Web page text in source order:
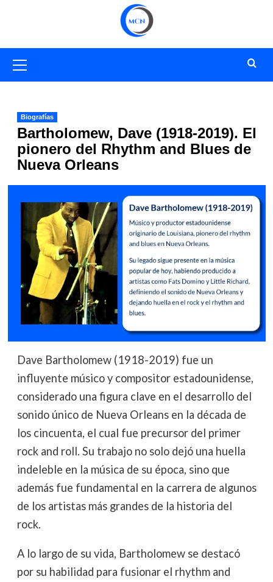
primario
Biografías
Bartholomew, Dave (1918-2019). El
pionero del Rhythm and Blues de
Nueva Orleans
Dave Bartholomew (1918-2019) fue un
influyente músico y compositor estadounidense,
considerado una figura clave en el desarrollo del
sonido único de Nueva Orleans en la década de
los cincuenta, el cual fue precursor del primer
rock and roll. Su trabajo no solo dejó una huella
indeleble en la música de su época, sino que
además fue fundamental en la carrera de algunos
de los artistas más grandes de la historia del
rock.
A lo largo de su vida, Bartholomew se destacó
por su habilidad para fusionar el rhythm and